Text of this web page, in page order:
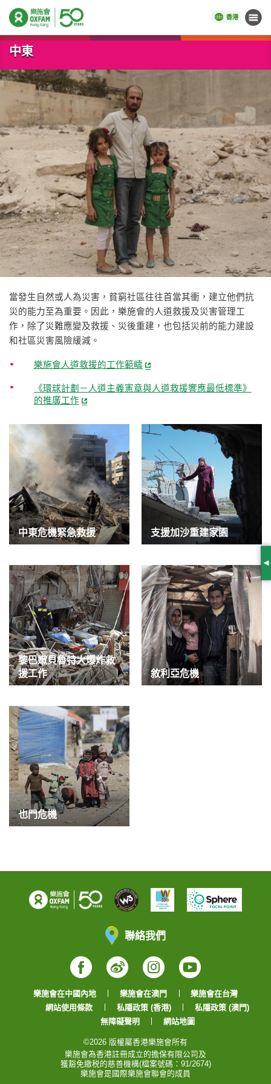
香港 目錄
開始主要內容
中東
當發生自然或人為災害，貧窮社區往往首當其衝，建立他們抗
災的能力至為重要。因此，樂施會的人道救援及災害管理工
作，除了災難應變及救援、災後重建，也包括災前的能力建設
和社區災害風險緩減。
樂施會人道救援的工作範疇
《環球計劃－人道主義憲章與人道救援響應最低標準》
的推廣工作
中東危機緊急救援 支援加沙重建家園
黎巴嫩貝魯特大爆炸救
援工作
敘利亞危機
也門危機
聯絡我們
Facebook
WeiboInstagram
YouTube
樂施會在中國內地 樂施會在澳門
樂施會在台灣
網站使用條款
私隱政策 (香港)
私隱政策 (澳門)
無障礙聲明
網站地圖
©2026 版權屬香港樂施會所有
樂施會為香港註冊成立的擔保有限公司及
獲豁免繳税的慈善機構(檔案號碼：91/2674)
樂施會是國際樂施會聯會的成員